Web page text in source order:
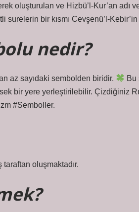
oluşturulan ve Hizbü’l-Kur’an adı
surelerin bir kısmı Cevşenü’l-
nedir?
az sayıdaki sembolden biridir.
Bu
bir yere yerleştirilebilir. Çizdiğiniz
#Semboller.
oluşmaktadır.